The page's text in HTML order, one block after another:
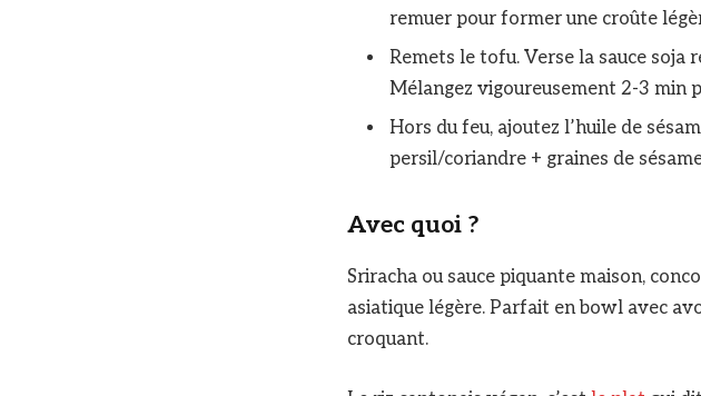
remuer pour former une croûte
Remets le tofu. Verse la sauce soja
Mélangez vigoureusement 2-3 min
Hors du feu, ajoutez l’huile de
persil/coriandre + graines de
Avec quoi ?
Sriracha ou sauce piquante maison,
asiatique légère. Parfait en bowl avec
croquant.